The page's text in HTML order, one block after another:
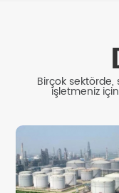
Birçok sektörde,
işletmeniz